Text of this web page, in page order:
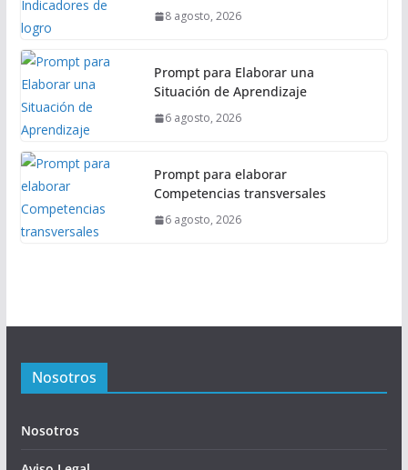
8 agosto, 2026
Prompt para Elaborar una
Situación de Aprendizaje
6 agosto, 2026
Prompt para elaborar
Competencias transversales
6 agosto, 2026
Nosotros
Nosotros